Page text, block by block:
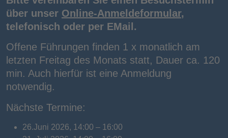
über unser Online-Anmeldeformular,
telefonisch oder per EMail.
Offene Führungen finden 1 x monatlich am
letzten Freitag des Monats statt, Dauer ca. 120
min. Auch hierfür ist eine Anmeldung
notwendig.
Nächste Termine:
26.Juni 2026, 14:00 – 16:00